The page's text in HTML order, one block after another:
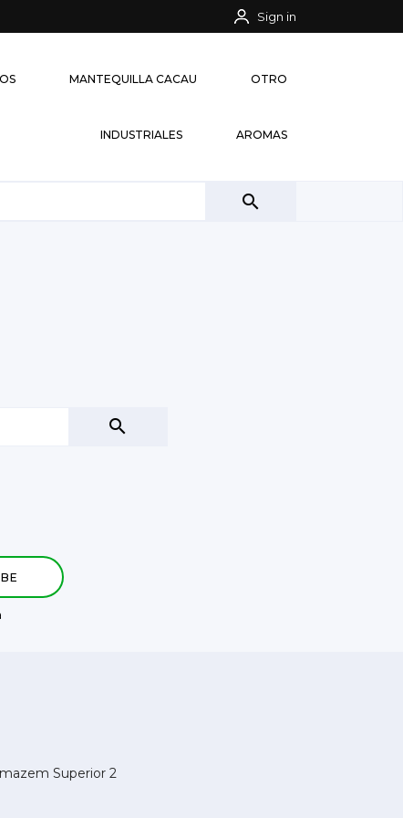
Sign in
MANTEQUILLA CACAU OTRO
INDUSTRIALES AROMAS


Superior 2